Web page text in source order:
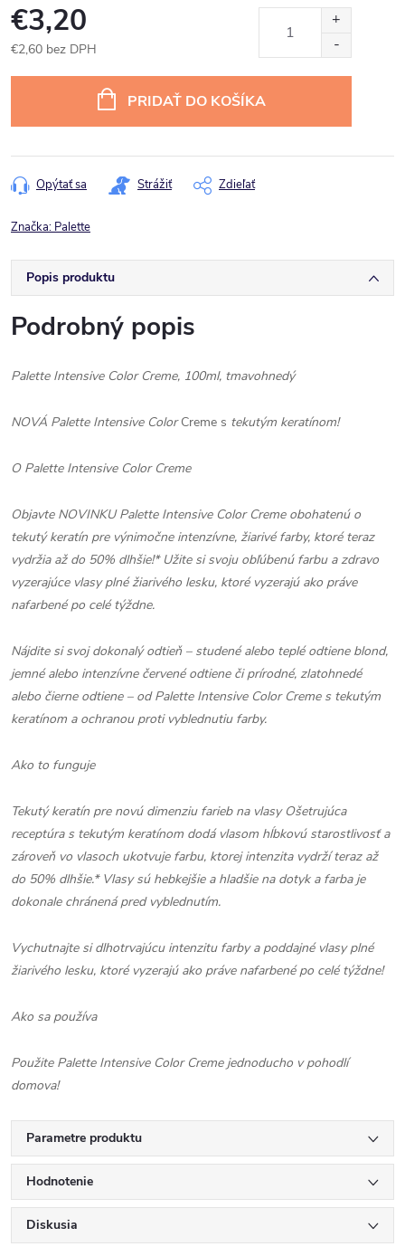
€3,20
€2,60 bez DPH
PRIDAŤ DO KOŠÍKA
Opýtať sa Strážiť Zdieľať
Značka: Palette
Popis produktu
Podrobný popis
Palette Intensive Color Creme, 100ml, tmavohnedý
NOVÁ Palette Intensive ColorCreme s tekutým keratínom!
O Palette Intensive Color Creme
Objavte NOVINKU Palette Intensive Color Creme obohatenú o
tekutý keratín pre výnimočne intenzívne, žiarivé farby, ktoré teraz
vydržia až do 50% dlhšie!* Užite si svoju obľúbenú farbu a zdravo
vyzerajúce vlasy plné žiarivého lesku, ktoré vyzerajú ako práve
nafarbené po celé týždne.
Nájdite si svoj dokonalý odtieň – studené alebo teplé odtiene blond,
jemné alebo intenzívne červené odtiene či prírodné, zlatohnedé
alebo čierne odtiene – od Palette Intensive Color Creme s tekutým
keratínom a ochranou proti vyblednutiu farby.
Ako to funguje
Tekutý keratín pre novú dimenziu farieb na vlasy Ošetrujúca
receptúra s tekutým keratínom dodá vlasom hĺbkovú starostlivosť a
zároveň vo vlasoch ukotvuje farbu, ktorej intenzita vydrží teraz až
do 50% dlhšie.* Vlasy sú hebkejšie a hladšie na dotyk a farba je
dokonale chránená pred vyblednutím.
Vychutnajte si dlhotrvajúcu intenzitu farby a poddajné vlasy plné
žiarivého lesku, ktoré vyzerajú ako práve nafarbené po celé týždne!
Ako sa používa
Použite Palette Intensive Color Creme jednoducho v pohodlí
domova!
Parametre produktu
Hodnotenie
Diskusia